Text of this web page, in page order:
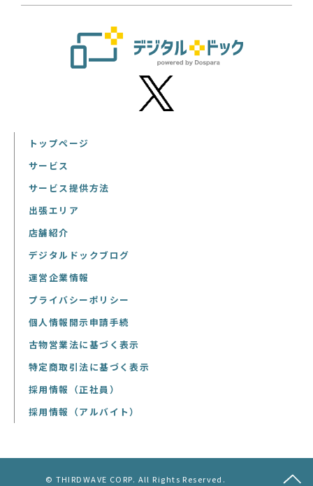
トップページ
サービス
サービス提供方法
出張エリア
店舗紹介
デジタルドックブログ
運営企業情報
プライバシーポリシー
個人情報開示申請手続
古物営業法に基づく表示
特定商取引法に基づく表示
採用情報（正社員）
採用情報（アルバイト）
© THIRDWAVE CORP. All Rights Reserved.